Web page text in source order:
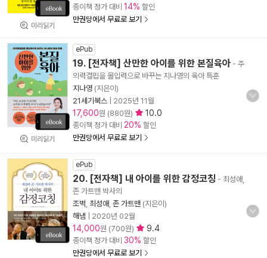
미리읽기
종이책 정가 대비 14% 할인
만권당에서 무료로 보기
미리읽기
ePub
19. [전자책] 산만한 아이를 위한 본질육아 - 주
의력결핍을 몰입력으로 바꾸는 지나영의 육아 특훈
지나영 (지은이)
21세기북스
2025년 11월
17,600원 (880원) 10.0
종이책 정가 대비 20% 할인
만권당에서 무료로 보기
ePub
20. [전자책] 내 아이를 위한 감정코칭 - 최성애,
존 가트맨 박사의
조벽 최성애 존 가트맨 (지은이)
해냄
2020년 02월
14,000원 (700원) 9.4
종이책 정가 대비 30% 할인
만권당에서 무료로 보기